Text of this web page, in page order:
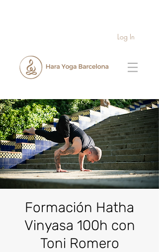
Log In
Formación Hatha
Vinyasa 100h con
Toni Romero